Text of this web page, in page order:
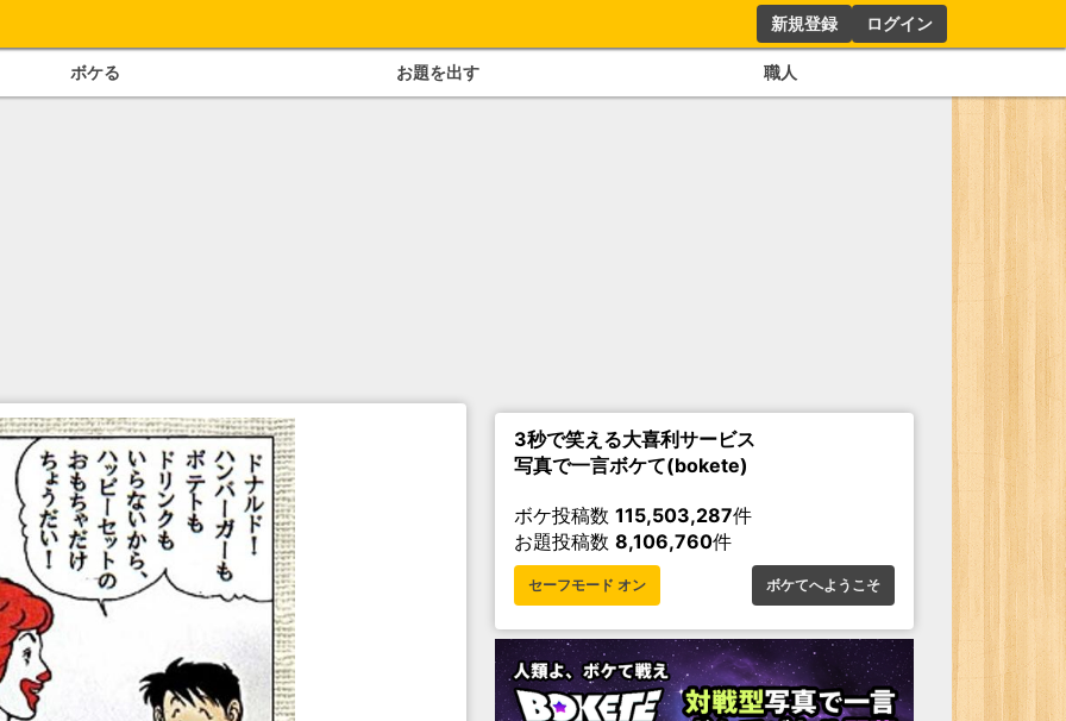
新規登録 ログイン
ボケる お題を出す 職人
3秒で笑える大喜利サービス
写真で一言ボケて(bokete)
ボケ投稿数 115,503,287件
お題投稿数 8,106,760件
セーフモード オン ボケてへようこそ